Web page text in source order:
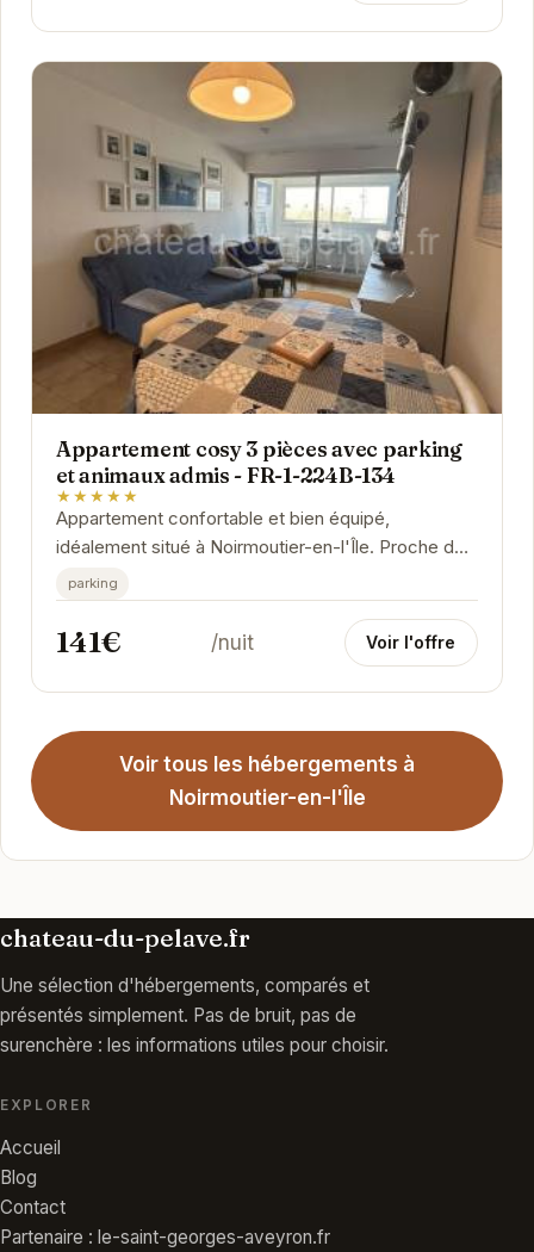
Appartement cosy 3 pièces avec parking
et animaux admis - FR-1-224B-134
★★★★★
Appartement confortable et bien équipé,
idéalement situé à Noirmoutier-en-l'Île. Proche des
commerces et des plages, il offre un cadre...
parking
141€ /nuit Voir l'offre
Voir tous les hébergements à
Noirmoutier-en-l'Île
chateau-du-pelave.fr
Une sélection d'hébergements, comparés et
présentés simplement. Pas de bruit, pas de
surenchère : les informations utiles pour choisir.
EXPLORER
Accueil
Blog
Contact
Partenaire : le-saint-georges-aveyron.fr